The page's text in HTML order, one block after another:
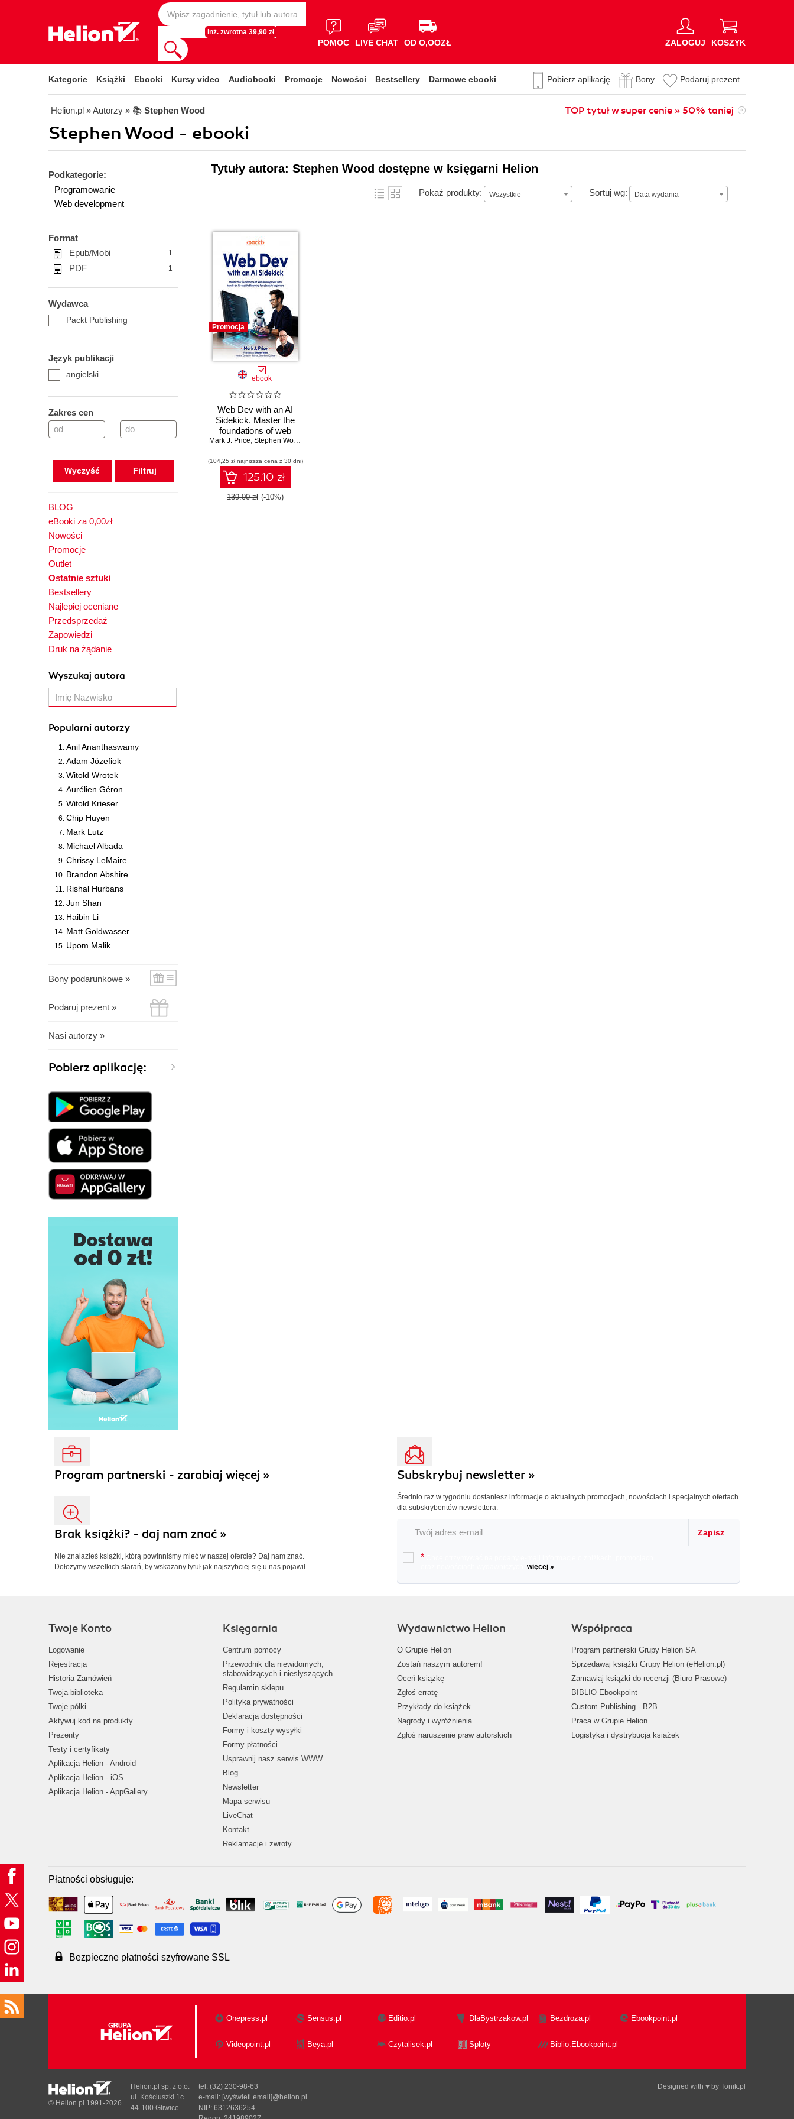
Inż. zwrotna 39,90 zł
POMOC LIVE CHAT OD O,OOZŁ ZALOGUJ KOSZYK
Kategorie Książki Ebooki Kursy video Audiobooki Promocje Nowości Bestsellery Darmowe ebooki Pobierz aplikację Bony Podaruj prezent
Helion.pl » Autorzy » 📚 Stephen Wood TOP tytuł w super cenie » 50% taniej
Stephen Wood - ebooki
Podkategorie:
Programowanie
Web development
Format
Epub/Mobi
1
PDF 1
Wydawca
Packt Publishing
Język publikacji
angielski
Zakres cen
–
Wyczyść
BLOG
eBooki za 0,00zł
Nowości
Promocje
Outlet
Ostatnie sztuki
Bestsellery
Najlepiej oceniane
Przedsprzedaż
Zapowiedzi
Druk na żądanie
Wyszukaj autora
Popularni autorzy
Anil Ananthaswamy
Adam Józefiok
Witold Wrotek
Aurélien Géron
Witold Krieser
Chip Huyen
Mark Lutz
Michael Albada
Chrissy LeMaire
Brandon Abshire
Rishal Hurbans
Jun Shan
Haibin Li
Matt Goldwasser
Upom Malik
Bony podarunkowe »
Podaruj prezent »
Nasi autorzy »
Pobierz aplikację:
Tytuły autora: Stephen Wood dostępne w księgarni Helion
Pokaż produkty: Wszystkie Sortuj wg: Data wydania
Data wydania
Promocja
ebook
Web Dev with an AI
Sidekick. Master the
foundations of web
development with
learning for absolute
beginners
Mark J. Price, Stephen Wood
(104,25 zł najniższa cena z 30 dni)
125.10 zł
139.00 zł (-10%)
Program partnerski - zarabiaj więcej »
Brak książki? - daj nam znać »
Nie znalazłeś książki, którą powinniśmy mieć w naszej ofercie? Daj nam znać.
Dołożymy wszelkich starań, by wskazany tytuł jak najszybciej się u nas pojawił.
Subskrybuj newsletter »
Średnio raz w tygodniu dostaniesz informacje o aktualnych promocjach, nowościach i specjalnych ofertach
dla subskrybentów newslettera.
Zapisz
*
więcej »
Twoje Konto
Logowanie
Rejestracja
Historia Zamówień
Twoja biblioteka
Twoje półki
Aktywuj kod na produkty
Prezenty
Testy i certyfikaty
Aplikacja Helion - Android
Aplikacja Helion - iOS
Aplikacja Helion - AppGallery
Księgarnia
Centrum pomocy
Przewodnik dla niewidomych,
słabowidzących i niesłyszących
Regulamin sklepu
Polityka prywatności
Deklaracja dostępności
Formy i koszty wysyłki
Formy płatności
Usprawnij nasz serwis WWW
Blog
Newsletter
Mapa serwisu
LiveChat
Kontakt
Reklamacje i zwroty
Wydawnictwo Helion
O Grupie Helion
Zostań naszym autorem!
Oceń książkę
Zgłoś erratę
Przykłady do książek
Nagrody i wyróżnienia
Zgłoś naruszenie praw autorskich
Współpraca
Program partnerski Grupy Helion SA
Sprzedawaj książki Grupy Helion (eHelion.pl)
Zamawiaj książki do recenzji (Biuro Prasowe)
BIBLIO Ebookpoint
Custom Publishing - B2B
Praca w Grupie Helion
Logistyka i dystrybucja książek
Płatności obsługuje:
Bezpieczne płatności szyfrowane SSL
Onepress.pl Sensus.pl Editio.pl DlaBystrzakow.pl Bezdroza.pl Ebookpoint.pl
Videopoint.pl Beya.pl Czytalisek.pl Sploty Biblio.Ebookpoint.pl
Designed with ♥ by Tonik.pl
© Helion.pl 1991-2026
Helion.pl sp. z o.o.
ul. Kościuszki 1c
44-100 Gliwice
tel. (32) 230-98-63
e-mail: [wyświetl email]@helion.pl
NIP: 6312636254